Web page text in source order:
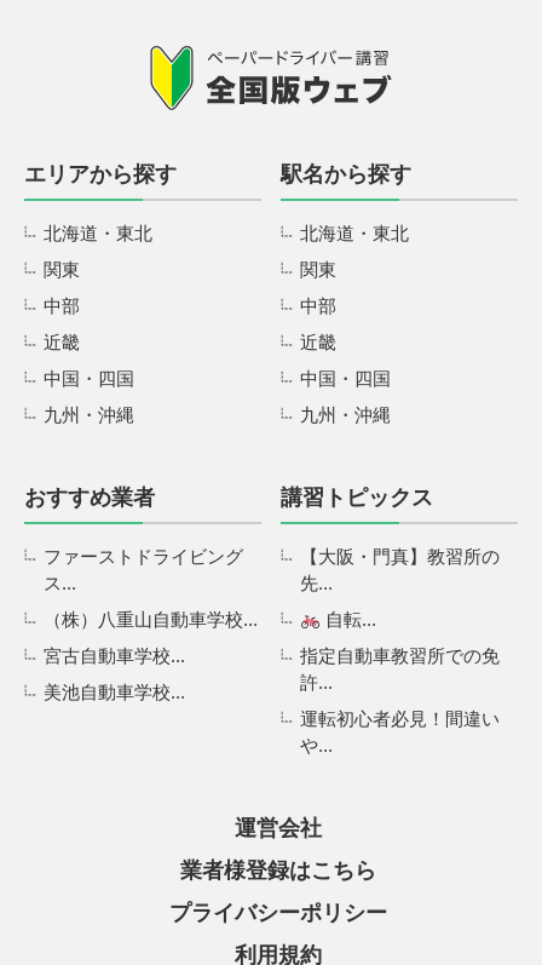
エリアから探す
北海道・東北
関東
中部
近畿
中国・四国
九州・沖縄
駅名から探す
北海道・東北
関東
中部
近畿
中国・四国
九州・沖縄
おすすめ業者
ファーストドライビング
ス...
（株）八重山自動車学校...
宮古自動車学校...
美池自動車学校...
講習トピックス
【大阪・門真】教習所の
先...
自転...
指定自動車教習所での免
許...
運転初心者必見！間違い
や...
運営会社
業者様登録はこちら
プライバシーポリシー
利用規約